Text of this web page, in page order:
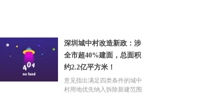
深圳城中村改造新政：涉
全市超40%建面，总面积
约2.2亿平方米！
意见指出满足四类条件的城中
村用地优先纳入拆除新建范围